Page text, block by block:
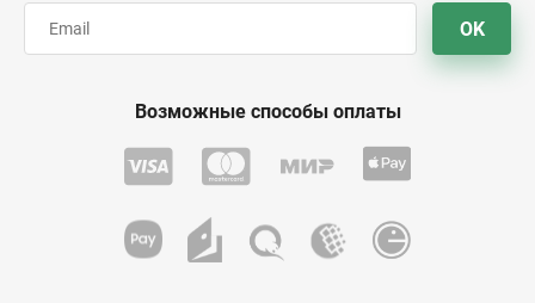
OK
Возможные способы оплаты